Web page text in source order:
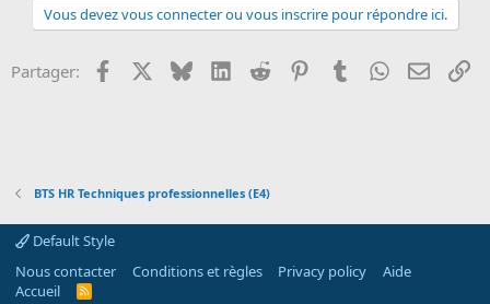
Vous devez vous connecter ou vous inscrire pour répondre ici.
Partager: Facebook BlueskyLinkedInReddit PinterestTumblrWhatsApp
Email
BTS HR Techniques professionnelles (E4)
Default Style
Nous contacter
Conditions et règles Privacy policy
Aide
Accueil
R